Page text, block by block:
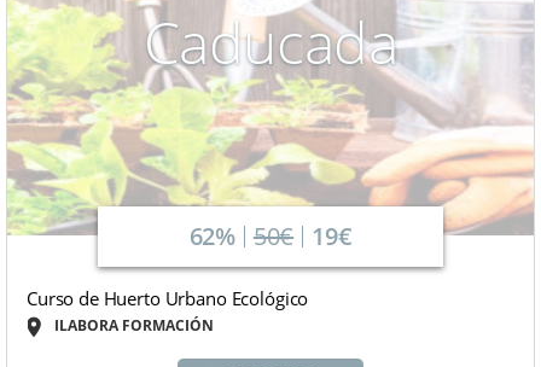
Caducada
62% 50€ 19€
Curso de Huerto Urbano Ecológico
ILABORA FORMACIÓN